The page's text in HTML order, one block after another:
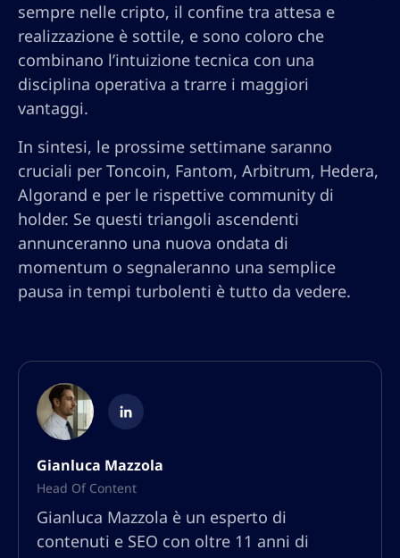
sempre nelle cripto, il confine tra attesa e
realizzazione è sottile, e sono coloro che
combinano l’intuizione tecnica con una
disciplina operativa a trarre i maggiori
vantaggi.
In sintesi, le prossime settimane saranno
cruciali per Toncoin, Fantom, Arbitrum, Hedera,
Algorand e per le rispettive community di
holder. Se questi triangoli ascendenti
annunceranno una nuova ondata di
momentum o segnaleranno una semplice
pausa in tempi turbolenti è tutto da vedere.
Gianluca Mazzola
Head Of Content
Gianluca Mazzola è un esperto di
contenuti e SEO con oltre 11 anni di